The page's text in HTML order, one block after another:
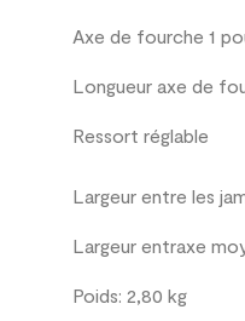
Axe de fourche 1
Longueur axe de
Ressort réglable
Largeur entre les
Largeur entraxe
Poids: 2,80 kg